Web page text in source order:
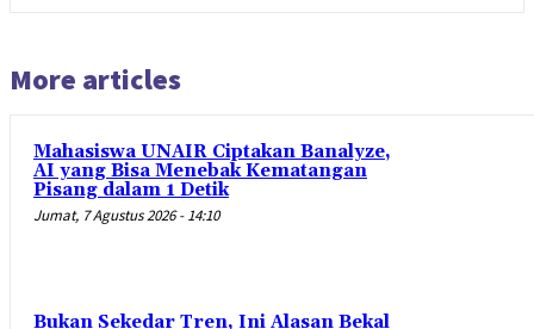
More articles
Mahasiswa UNAIR Ciptakan Banalyze,
AI yang Bisa Menebak Kematangan
Pisang dalam 1 Detik
Jumat, 7 Agustus 2026 - 14:10
Bukan Sekedar Tren, Ini Alasan Bekal